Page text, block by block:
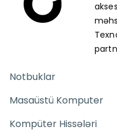
Notbuklar
Masaüstü Komputer
Kompüter Hissələri